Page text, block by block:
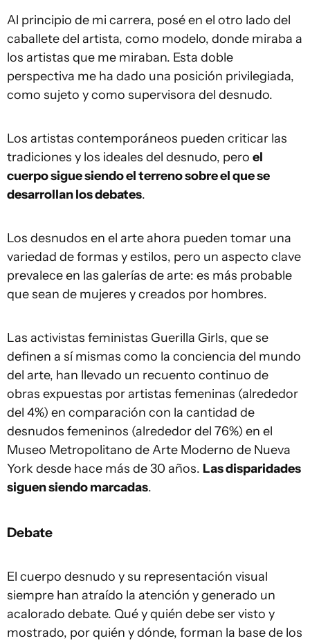
Al principio de mi carrera, posé en el otro lado del
caballete del artista, como modelo, donde miraba a
los artistas que me miraban. Esta doble
perspectiva me ha dado una posición privilegiada,
como sujeto y como supervisora del desnudo.
Los artistas contemporáneos pueden criticar las
tradiciones y los ideales del desnudo, pero el
cuerpo sigue siendo el terreno sobre el que se
desarrollan los debates.
Los desnudos en el arte ahora pueden tomar una
variedad de formas y estilos, pero un aspecto clave
prevalece en las galerías de arte: es más probable
que sean de mujeres y creados por hombres.
Las activistas feministas Guerilla Girls, que se
definen a sí mismas como la conciencia del mundo
del arte, han llevado un recuento continuo de
obras expuestas por artistas femeninas (alrededor
del 4%) en comparación con la cantidad de
desnudos femeninos (alrededor del 76%) en el
Museo Metropolitano de Arte Moderno de Nueva
York desde hace más de 30 años. Las disparidades
siguen siendo marcadas.
Debate
El cuerpo desnudo y su representación visual
siempre han atraído la atención y generado un
acalorado debate. Qué y quién debe ser visto y
mostrado, por quién y dónde, forman la base de los